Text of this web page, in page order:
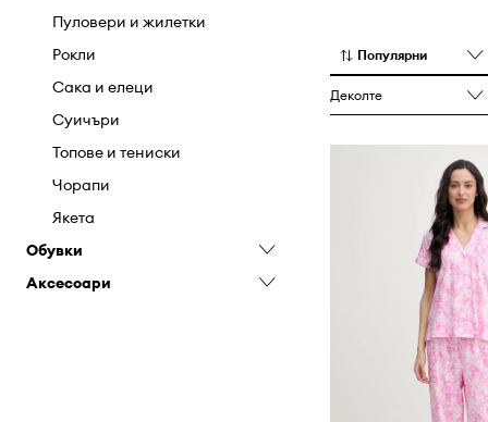
Пуловери и жилетки
Рокли
Сака и елеци
Суичъри
Топове и тениски
Чорапи
Якета
Обувки
Апрески
Аксесоари
Популярни
Деколте